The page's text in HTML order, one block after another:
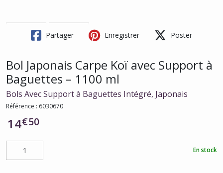
Partager Enregistrer Poster
Bol Japonais Carpe Koï avec Support à
Baguettes – 1100 ml
Bols Avec Support à Baguettes Intégré, Japonais
Référence : 6030670
14€50
En stock